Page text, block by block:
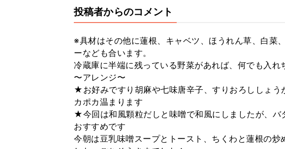
投稿者からのコメント
※具材はその他に蓮根、キャベツ、ほうれん草、白菜
ーなども合います。
冷蔵庫に半端に残っている野菜があれば、何でも入れ
〜アレンジ〜
★お好みですり胡麻や七味唐辛子、すりおろししょう
カポカ温まります
★今回は和風顆粒だしと味噌で和風にしましたが、バ
おすすめです
今朝は豆乳味噌スープとトースト、ちくわと蓮根の炒